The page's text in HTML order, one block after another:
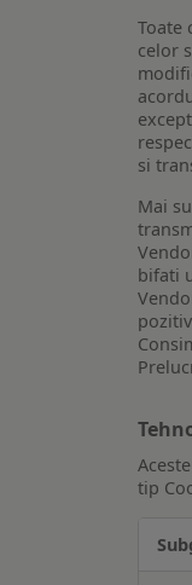
Toate
celor
si
Mai
bifati
tip